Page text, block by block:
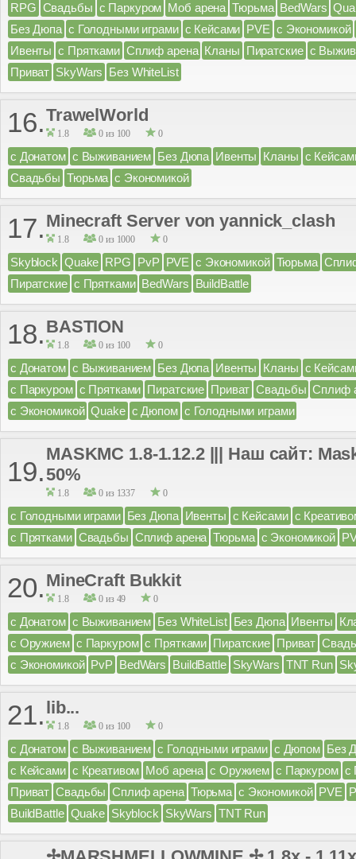
RPG Свадьбы с Паркуром Моб арена Тюрьма BedWars
Без Дюпа с Голодными играми с Кейсами PVE с Экономикой
Ивенты с Прятками Сплиф арена Кланы Пиратские с
Приват SkyWars Без WhiteList
16.TrawelWorld
1.8 0 из 100 0
с Донатом с Выживанием Без Дюпа Ивенты Кланы с
Свадьбы Тюрьма с Экономикой
17. Minecraft Server von yannick_clash
1.8 0 из 1000 0
Skyblock Quake RPG PvP PVE с Экономикой Тюрьма
Пиратские с Прятками BedWars BuildBattle
18. BASTION
1.8 0 из 100 0
с Донатом с Выживанием Без Дюпа Ивенты Кланы с
с Паркуром с Прятками Пиратские Приват Свадьбы Сплиф
с Экономикой Quake с Дюпом с Голодными играми
19.
MASKMC 1.8-1.12.2 ||| Наш сайт:
50%
1.8 0 из 1337 0
с Голодными играми Без Дюпа Ивенты с Кейсами с
с Прятками Свадьбы Сплиф арена Тюрьма с Экономикой
20. MineCraft Bukkit
1.8 0 из 49 0
с Донатом с Выживанием Без WhiteList Без Дюпа Ивенты
с Оружием с Паркуром с Прятками Пиратские Приват
с Экономикой PvP BedWars BuildBattle SkyWars TNT Run
21. lib...
1.8 0 из 100 0
с Донатом с Выживанием с Голодными играми с Дюпом Без
с Кейсами с Креативом Моб арена с Оружием с Паркуром с
Приват Свадьбы Сплиф арена Тюрьма с Экономикой PVE
BuildBattle Quake Skyblock SkyWars TNT Run